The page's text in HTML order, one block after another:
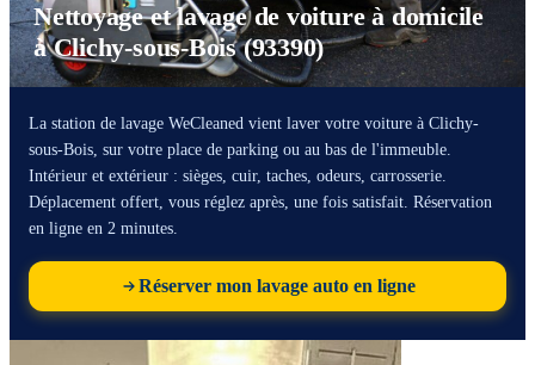
Nettoyage et lavage de voiture à domicile
à Clichy-sous-Bois (93390)
La station de lavage WeCleaned vient laver votre voiture à Clichy-
sous-Bois, sur votre place de parking ou au bas de l'immeuble.
Intérieur et extérieur : sièges, cuir, taches, odeurs, carrosserie.
Déplacement offert, vous réglez après, une fois satisfait. Réservation
en ligne en 2 minutes.
Réserver mon lavage auto en ligne